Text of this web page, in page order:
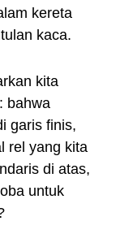
kereta
kaca.
kita
bahwa
garis finis,
rel yang kita
di atas,
untuk